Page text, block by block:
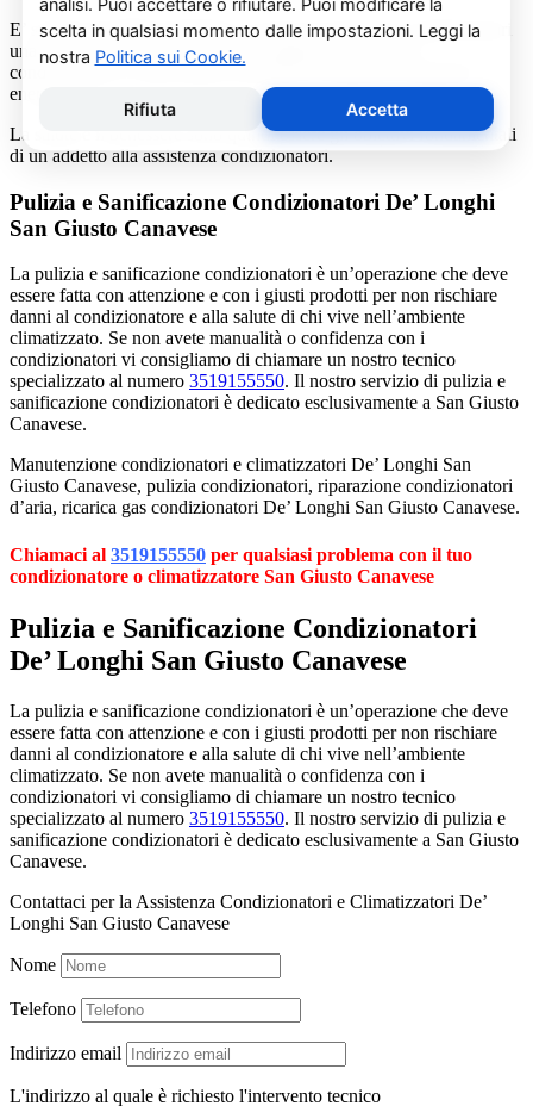
E’ sempre possibile richiedere al centro di assistenza condizionatori
una consulenza gratuita per un montaggio di un nuovo
condizionatore o sulle ultime normative in materia di risparmio
energetico.
La salute e il benessere sono quindi essere gli obiettivi fondamentali
di un addetto alla assistenza condizionatori.
Pulizia e Sanificazione Condizionatori De’ Longhi
San Giusto Canavese
La pulizia e sanificazione condizionatori è un’operazione che deve
essere fatta con attenzione e con i giusti prodotti per non rischiare
danni al condizionatore e alla salute di chi vive nell’ambiente
climatizzato. Se non avete manualità o confidenza con i
condizionatori vi consigliamo di chiamare un nostro tecnico
specializzato al numero 3519155550. Il nostro servizio di pulizia e
sanificazione condizionatori è dedicato esclusivamente a San Giusto
Canavese.
Manutenzione condizionatori e climatizzatori De’ Longhi San
Giusto Canavese, pulizia condizionatori, riparazione condizionatori
d’aria, ricarica gas condizionatori De’ Longhi San Giusto Canavese.
Chiamaci al 3519155550 per qualsiasi problema con il tuo
condizionatore o climatizzatore San Giusto Canavese
Pulizia e Sanificazione Condizionatori
De’ Longhi San Giusto Canavese
La pulizia e sanificazione condizionatori è un’operazione che deve
essere fatta con attenzione e con i giusti prodotti per non rischiare
danni al condizionatore e alla salute di chi vive nell’ambiente
climatizzato. Se non avete manualità o confidenza con i
condizionatori vi consigliamo di chiamare un nostro tecnico
specializzato al numero 3519155550. Il nostro servizio di pulizia e
sanificazione condizionatori è dedicato esclusivamente a San Giusto
Canavese.
Contattaci per la Assistenza Condizionatori e Climatizzatori De’
Longhi San Giusto Canavese
Nome
Telefono
Indirizzo email
L'indirizzo al quale è richiesto l'intervento tecnico